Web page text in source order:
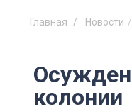
Главная Новости
колонии